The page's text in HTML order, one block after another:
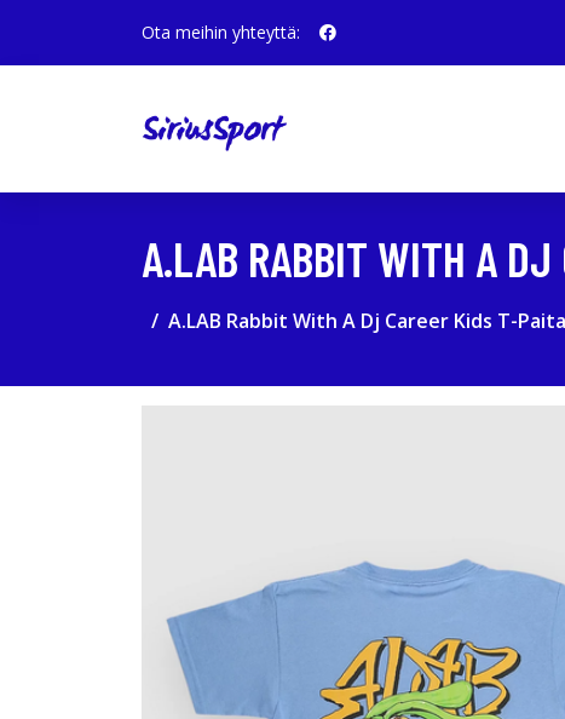
Ota meihin yhteyttä:
A.LAB RABBIT WITH A DJ
A.LAB Rabbit With A Dj Career Kids T-